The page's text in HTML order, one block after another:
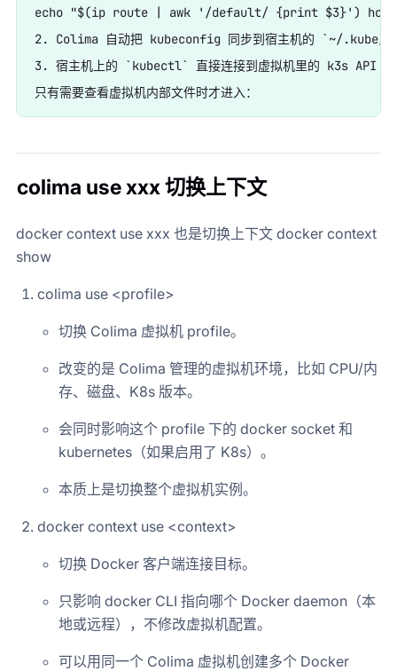
echo "$(ip route | awk '/default/ {print $3}')
2. Colima 自动把 kubeconfig 同步到宿主机的 `~/.kube/
3. 宿主机上的 `kubectl` 直接连接到虚拟机里的 k3s API
colima use xxx 切换上下文
docker context use xxx 也是切换上下文 docker context
show
colima use <profile>
切换 Colima 虚拟机 profile。
改变的是 Colima 管理的虚拟机环境，比如 CPU/内
存、磁盘、K8s 版本。
会同时影响这个 profile 下的 docker socket 和
kubernetes（如果启用了 K8s）。
本质上是切换整个虚拟机实例。
docker context use <context>
切换 Docker 客户端连接目标。
只影响 docker CLI 指向哪个 Docker daemon（本
地或远程），不修改虚拟机配置。
可以用同一个 Colima 虚拟机创建多个 Docker